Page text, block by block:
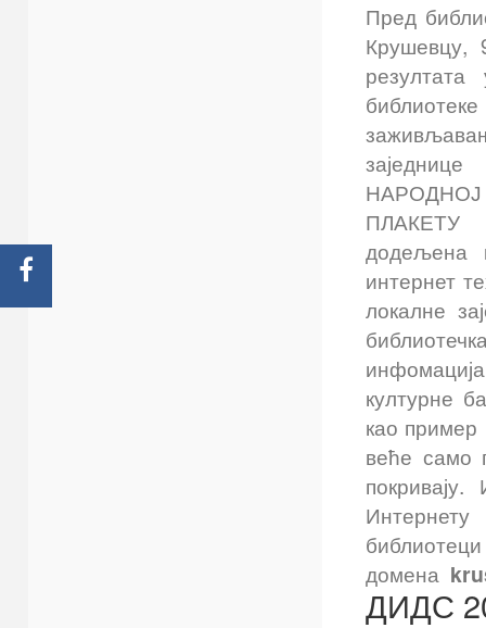
Пред
Крушевцу,
додељена
интернет
локалне
културне
као пример
веће само
домена
ДИДС